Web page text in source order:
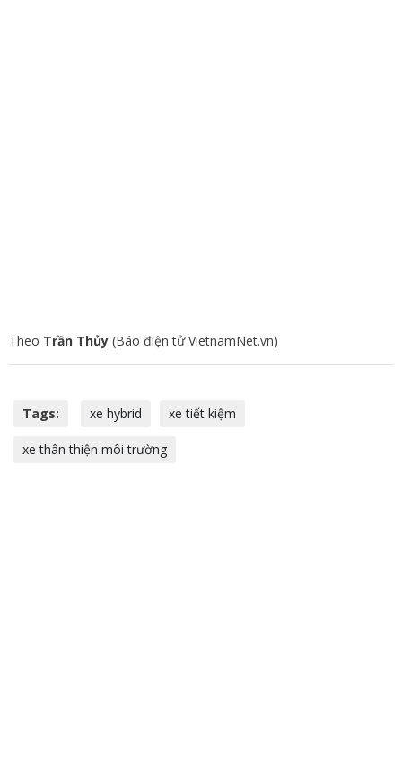
Theo Trần Thủy (Báo điện tử VietnamNet.vn)
Tags: xe hybrid xe tiết kiệm
xe thân thiện môi trường